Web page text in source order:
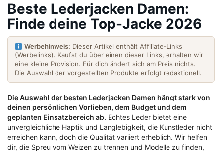
Beste Lederjacken Damen:
Finde deine Top-Jacke 2026
Werbehinweis: Dieser Artikel enthält Affiliate-Links
(Werbelinks). Kaufst du über einen dieser Links, erhalten wir
eine kleine Provision. Für dich ändert sich am Preis nichts.
Die Auswahl der vorgestellten Produkte erfolgt redaktionell.
Die Auswahl der besten Lederjacken Damen hängt stark von
deinen persönlichen Vorlieben, dem Budget und dem
geplanten Einsatzbereich ab. Echtes Leder bietet eine
unvergleichliche Haptik und Langlebigkeit, die Kunstleder nicht
erreichen kann, doch die Qualität variiert erheblich. Wir helfen
dir, die Spreu vom Weizen zu trennen und Modelle zu finden,